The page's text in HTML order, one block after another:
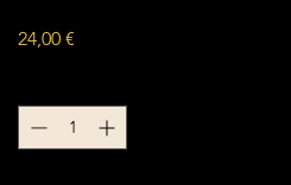
24,00 €